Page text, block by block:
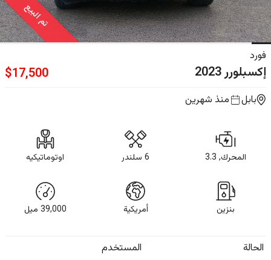
تم البيع
فورد
إكسبلورر2023
$17,500
بابل منذ شهرين
المحرك, 3.3 6 سلندر اوتوماتيكيه
بنزين أمريكية 39,000 ميل
الحالة
المستخدم